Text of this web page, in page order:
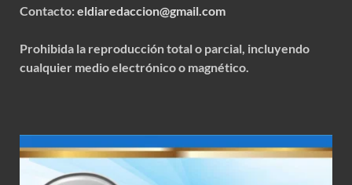
Contacto:eldiaredaccion@gmail.com
Prohibida la reproducción total o parcial, incluyendo
cualquier medio electrónico o magnético.